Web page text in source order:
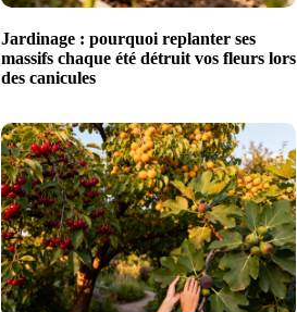
Jardinage : pourquoi replanter ses
massifs chaque été détruit vos fleurs lors
des canicules